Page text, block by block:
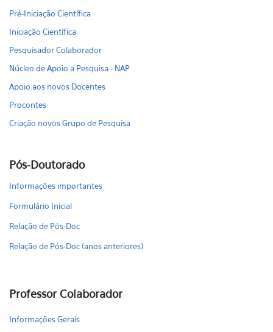
Pré-Iniciação Científica
Iniciação Científica
Pesquisador Colaborador
Núcleo de Apoio a Pesquisa - NAP
Apoio aos novos Docentes
Procontes
Criação novos Grupo de Pesquisa
Pós-Doutorado
Informações importantes
Formulário Inicial
Relação de Pós-Doc
Relação de Pós-Doc (anos anteriores)
Professor Colaborador
Informações Gerais